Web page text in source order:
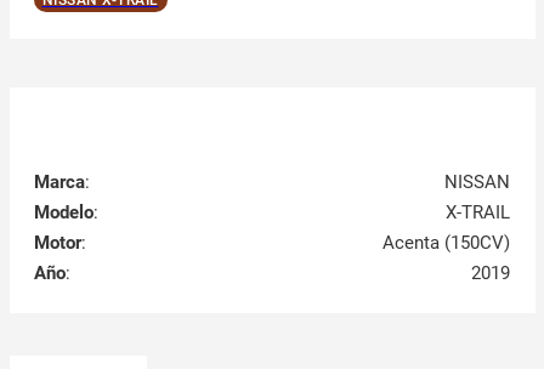
Marca:
NISSAN
Modelo:
X-TRAIL
Motor:
Acenta (150CV)
Año: 2019